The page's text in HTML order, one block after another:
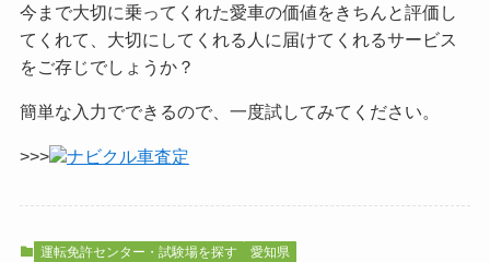
今まで大切に乗ってくれた愛車の価値をきちんと評価し
てくれて、大切にしてくれる人に届けてくれるサービス
をご存じでしょうか？
簡単な入力でできるので、一度試してみてください。
>>> ナビクル車査定
運転免許センター・試験場を探す 愛知県